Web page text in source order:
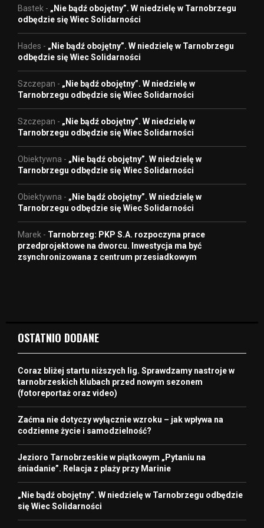
Bastek - „Nie bądź obojętny”. W niedzielę w Tarnobrzegu
odbędzie się Wiec Solidarności
Hades - „Nie bądź obojętny”. W niedzielę w Tarnobrzegu
odbędzie się Wiec Solidarności
Szczepan - „Nie bądź obojętny”. W niedzielę w
Tarnobrzegu odbędzie się Wiec Solidarności
Szczepan - „Nie bądź obojętny”. W niedzielę w
Tarnobrzegu odbędzie się Wiec Solidarności
Obiektywna - „Nie bądź obojętny”. W niedzielę w
Tarnobrzegu odbędzie się Wiec Solidarności
Obiektywna - „Nie bądź obojętny”. W niedzielę w
Tarnobrzegu odbędzie się Wiec Solidarności
Marek - Tarnobrzeg: PKP S.A. rozpoczyna prace
przedprojektowe na dworcu. Inwestycja ma być
zsynchronizowana z centrum przesiadkowym
OSTATNIO DODANE
Coraz bliżej startu niższych lig. Sprawdzamy nastroje w
tarnobrzeskich klubach przed nowym sezonem
(fotoreportaż oraz video)
Zaćma nie dotyczy wyłącznie wzroku – jak wpływa na
codzienne życie i samodzielność?
Jezioro Tarnobrzeskie w piątkowym „Pytaniu na
śniadanie”. Relacja z plaży przy Marinie
„Nie bądź obojętny”. W niedzielę w Tarnobrzegu odbędzie
się Wiec Solidarności